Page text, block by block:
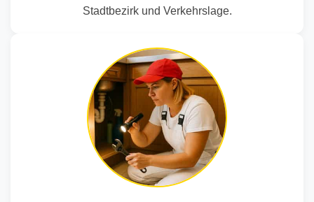
Stadtbezirk und Verkehrslage.